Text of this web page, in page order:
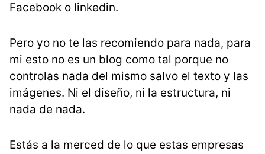
Facebook o linkedin.
Pero yo no te las recomiendo para nada, para
mi esto no es un blog como tal porque no
controlas nada del mismo salvo el texto y las
imágenes. Ni el diseño, ni la estructura, ni
nada de nada.
Estás a la merced de lo que estas empresas